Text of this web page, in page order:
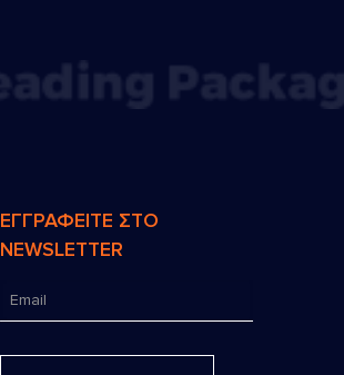
ΕΓΓΡΑΦΕΙΤΕ ΣΤΟ
NEWSLETTER